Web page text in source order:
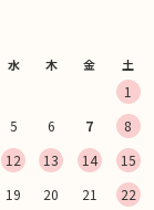
水 木 金 土
1
5 6 7
8
12 13 14
15
19 20 21
22